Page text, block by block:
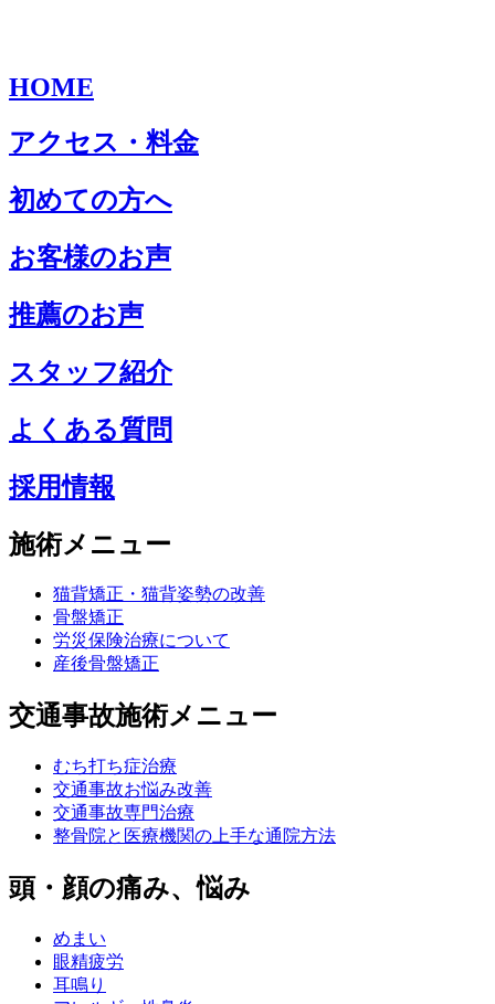
HOME
アクセス・料金
初めての方へ
お客様のお声
推薦のお声
スタッフ紹介
よくある質問
採用情報
施術メニュー
猫背矯正・猫背姿勢の改善
骨盤矯正
労災保険治療について
産後骨盤矯正
交通事故施術メニュー
むち打ち症治療
交通事故お悩み改善
交通事故専門治療
整骨院と医療機関の上手な通院方法
頭・顔の痛み、悩み
めまい
眼精疲労
耳鳴り